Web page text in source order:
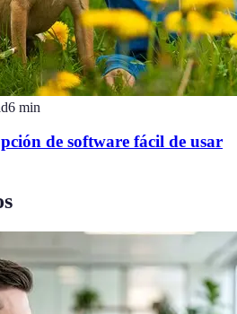
6 min
de software fácil de usar